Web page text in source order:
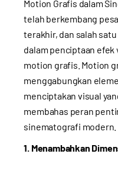
Motion Grafis dalam
telah berkembang
terakhir, dan salah
dalam penciptaan efek
motion grafis. Motion
menggabungkan
menciptakan visual
membahas peran
sinematografi modern.
1. Menambahkan